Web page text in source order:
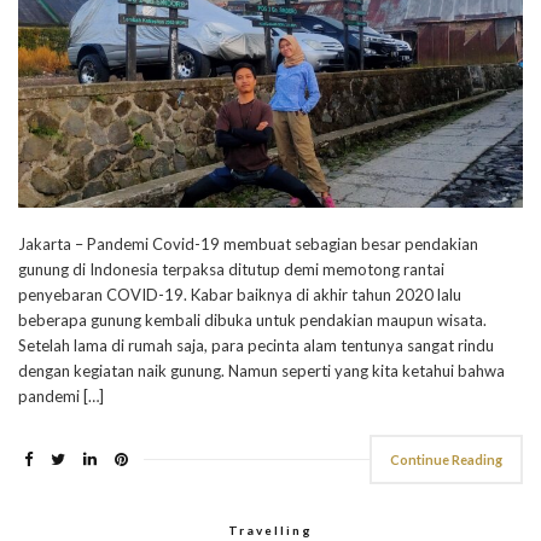
Jakarta – Pandemi Covid-19 membuat sebagian besar pendakian
gunung di Indonesia terpaksa ditutup demi memotong rantai
penyebaran COVID-19. Kabar baiknya di akhir tahun 2020 lalu
beberapa gunung kembali dibuka untuk pendakian maupun wisata.
Setelah lama di rumah saja, para pecinta alam tentunya sangat rindu
dengan kegiatan naik gunung. Namun seperti yang kita ketahui bahwa
pandemi […]
Continue Reading
Travelling